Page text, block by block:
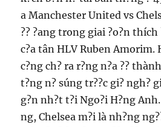
a Manchester United vs
?? ?ang trong giai ?o?n thích
c?a tân HLV Ruben Amorim.
c?ng ch? ra r?ng n?a ??
t?ng n? súng tr??c gi? ngh?
g?n nh?t t?i Ngo?i H?ng
ng, Chelsea m?i là nh?ng